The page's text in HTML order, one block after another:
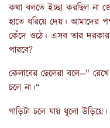
কথা বলতে ইচ্ছা করছিল না
হাতে ধরিয়ে দেয়। আমাদের
কেঁদে ওঠে। এসব তার
পারবে?
কেলাবের ছেলেরা বলে--"
চলে না।“
গাড়িটা চলে যায় ধূলো উড়িয়ে।